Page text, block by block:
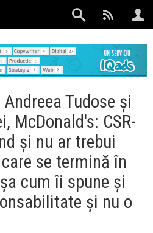
Tudose și
McDonald's: CSR-
și nu ar trebui
se termină în
cum îi spune și
și nu o